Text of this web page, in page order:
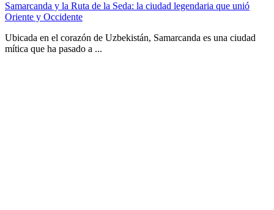
Samarcanda y la Ruta de la Seda: la ciudad legendaria que unió
Oriente y Occidente
Ubicada en el corazón de Uzbekistán, Samarcanda es una ciudad
mítica que ha pasado a ...